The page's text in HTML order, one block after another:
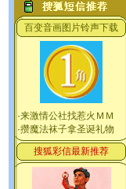
百变音画图片铃声下载
·来激情公社找惹火ＭＭ
·攒魔法袜子拿圣诞礼物
搜狐彩信最新推荐